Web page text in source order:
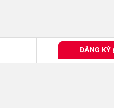
ĐĂNG KÝ